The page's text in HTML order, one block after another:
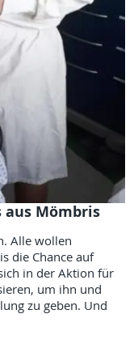
aus Mömbris
Alle wollen
die Chance auf
in der Aktion für
um ihn und
zu geben. Und